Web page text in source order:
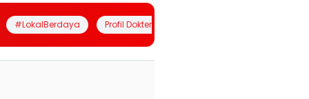
#LokalBerdaya Profil Dokter